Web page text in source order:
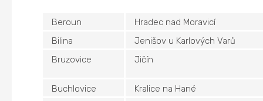
Beroun
Hradec nad Moravicí
Bilina
Jenišov u Karlových Varů
Bruzovice
Jičín
Buchlovice
Kralice na Hané